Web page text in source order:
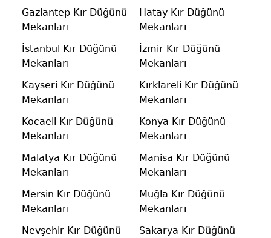
Gaziantep Kır Düğünü
Mekanları
Hatay Kır Düğünü
Mekanları
İstanbul Kır Düğünü
Mekanları
İzmir Kır Düğünü
Mekanları
Kayseri Kır Düğünü
Mekanları
Kırklareli Kır Düğünü
Mekanları
Kocaeli Kır Düğünü
Mekanları
Konya Kır Düğünü
Mekanları
Malatya Kır Düğünü
Mekanları
Manisa Kır Düğünü
Mekanları
Mersin Kır Düğünü
Mekanları
Muğla Kır Düğünü
Mekanları
Nevşehir Kır Düğünü
Sakarya Kır Düğünü